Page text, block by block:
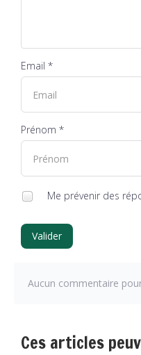
Email *
Prénom *
Me prévenir des
Valider
Aucun commentaire
Ces articles